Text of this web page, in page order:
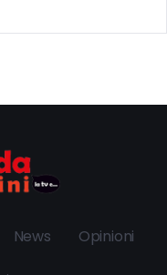
News Opinioni